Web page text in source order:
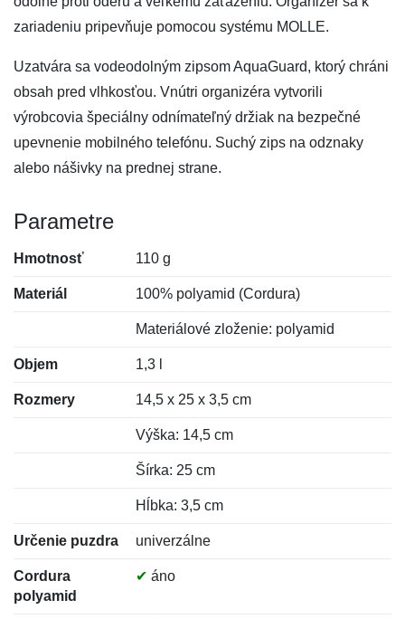
zariadeniu pripevňuje pomocou systému MOLLE.
Uzatvára sa vodeodolným zipsom AquaGuard, ktorý chráni
obsah pred vlhkosťou. Vnútri organizéra vytvorili
výrobcovia špeciálny odnímateľný držiak na bezpečné
upevnenie mobilného telefónu. Suchý zips na odznaky
alebo nášivky na prednej strane.
Parametre
Hmotnosť 110 g
Materiál 100% polyamid (Cordura)
Materiálové zloženie: polyamid
Objem 1,3 l
Rozmery 14,5 x 25 x 3,5 cm
Výška: 14,5 cm
Šírka: 25 cm
Hĺbka: 3,5 cm
Určenie puzdra univerzálne
Cordura
polyamid
✔ áno